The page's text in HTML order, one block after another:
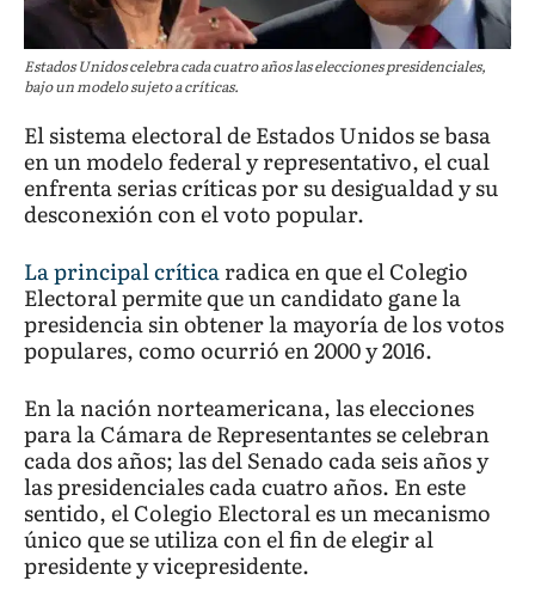
Estados Unidos celebra cada cuatro años las elecciones presidenciales,
bajo un modelo sujeto a críticas.
El sistema electoral de Estados Unidos se basa
en un modelo federal y representativo, el cual
enfrenta serias críticas por su desigualdad y su
desconexión con el voto popular.
La principal críticaradica en que el Colegio
Electoral permite que un candidato gane la
presidencia sin obtener la mayoría de los votos
populares, como ocurrió en 2000 y 2016.
En la nación norteamericana, las elecciones
para la Cámara de Representantes se celebran
cada dos años; las del Senado cada seis años y
las presidenciales cada cuatro años. En este
sentido, el Colegio Electoral es un mecanismo
único que se utiliza con el fin de elegir al
presidente y vicepresidente.